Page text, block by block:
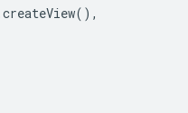
createView(),